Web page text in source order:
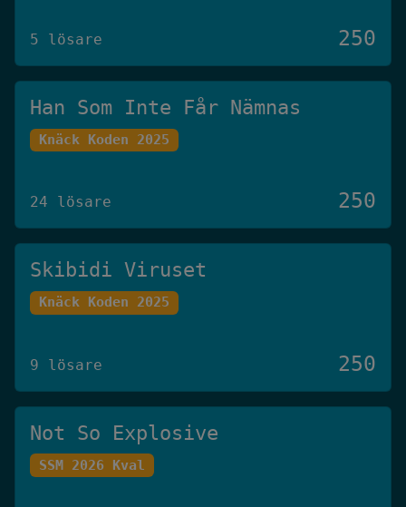
5 lösare 250
Han Som Inte Får Nämnas
Knäck Koden 2025
24 lösare 250
Skibidi Viruset
Knäck Koden 2025
9 lösare 250
Not So Explosive
SSM 2026 Kval